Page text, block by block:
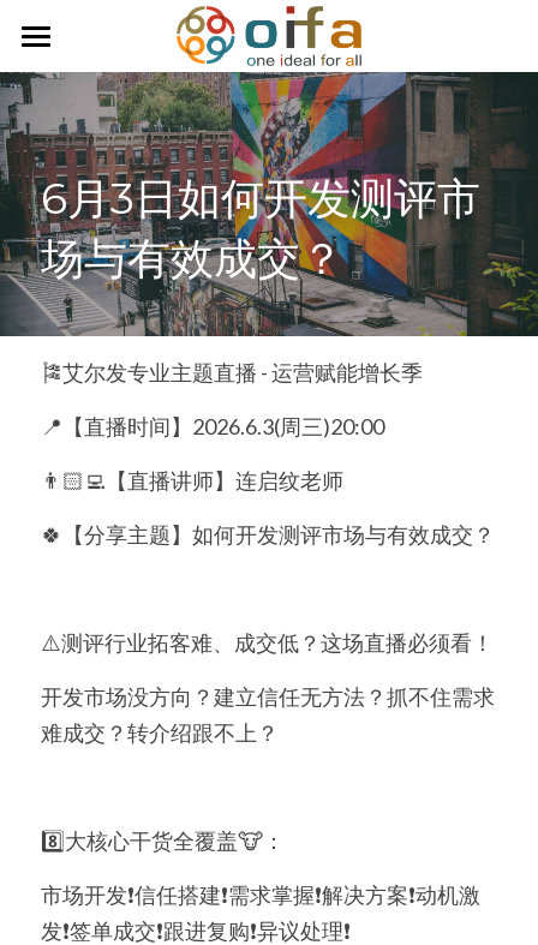
首页
关于我们
服务内容
商业活动讯息
每周一纹
台湾全球天赋研究协会
天赋研究咨询团队
连络我们
学习天赋小测试
简体中文
繁體中文
6月3日如何开发测评市
场与有效成交？
🎏艾尔发专业主题直播 - 运营赋能增长季
📍【直播时间】2026.6.3(周三)20:00
👨🏻‍💻【直播讲师】连启纹老师
🍀【分享主题】如何开发测评市场与有效成交？
⚠️测评行业拓客难、成交低？这场直播必须看！
开发市场没方向？建立信任无方法？抓不住需求
难成交？转介绍跟不上？
8️⃣大核心干货全覆盖🐮：
市场开发❗信任搭建❗需求掌握❗解决方案❗动机激
发❗签单成交❗跟进复购❗异议处理❗